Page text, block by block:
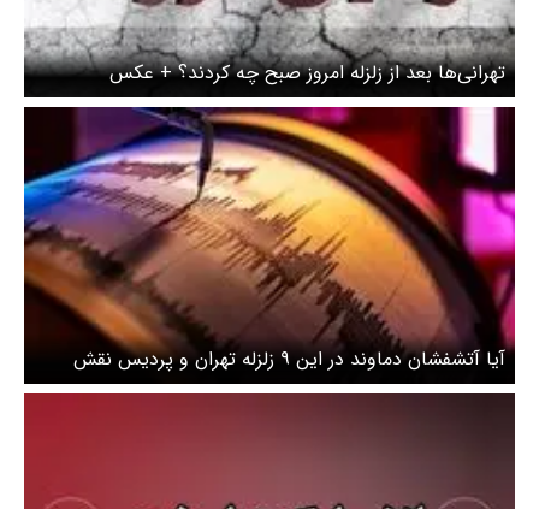
تهرانی‌ها بعد از زلزله امروز صبح چه کردند؟ + عکس
آیا آتشفشان دماوند در این ۹ زلزله تهران و پردیس نقش
دارد؟